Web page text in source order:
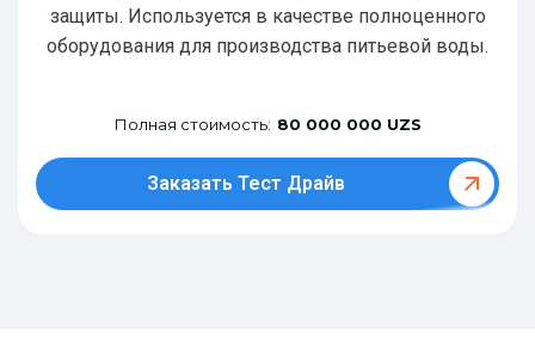
защиты. Используется в качестве полноценного
оборудования для производства питьевой воды.
Полная стоимость: 80 000 000 UZS
Заказать Тест Драйв